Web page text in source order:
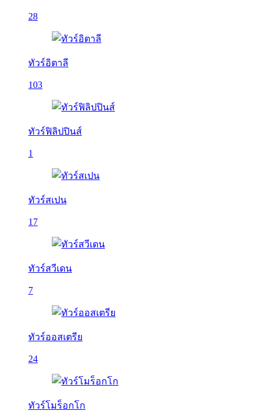
28
ทัวร์อิตาลี
103
ทัวร์ฟิลิปปินส์
1
ทัวร์สเปน
17
ทัวร์สวีเดน
7
ทัวร์ออสเตรีย
24
ทัวร์โมร็อกโก